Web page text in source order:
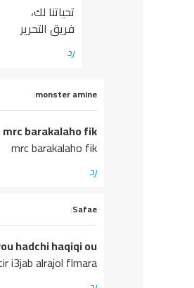
تحياتنا لك،
فريق التحرير
رد
يقول
monster amine
:
mrc barakalaho fik
mrc barakalaho fik
رد
يقول
Safae
:
hadchi haqiqi ou
i3jab alrajol flmara